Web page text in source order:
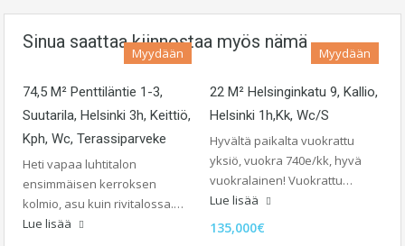
Sinua saattaa kiinnostaa myös nämä
Myydään
74,5 M² Penttiläntie 1-3,
Suutarila, Helsinki 3h, Keittiö,
Kph, Wc, Terassiparveke
Heti vapaa luhtitalon
ensimmäisen kerroksen
kolmio, asu kuin rivitalossa.…
Lue lisää
Myydään
22 M² Helsinginkatu 9, Kallio,
Helsinki 1h,kk, Wc/s
Hyvältä paikalta vuokrattu
yksiö, vuokra 740e/kk, hyvä
vuokralainen! Vuokrattu…
Lue lisää
135,000€